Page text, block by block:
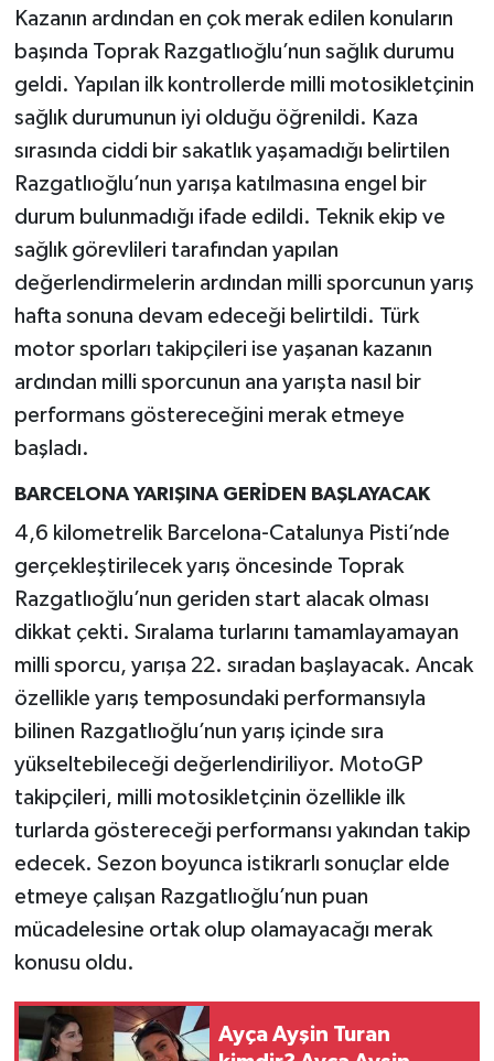
Kazanın ardından en çok merak edilen konuların
başında Toprak Razgatlıoğlu’nun sağlık durumu
geldi. Yapılan ilk kontrollerde milli motosikletçinin
sağlık durumunun iyi olduğu öğrenildi. Kaza
sırasında ciddi bir sakatlık yaşamadığı belirtilen
Razgatlıoğlu’nun yarışa katılmasına engel bir
durum bulunmadığı ifade edildi. Teknik ekip ve
sağlık görevlileri tarafından yapılan
değerlendirmelerin ardından milli sporcunun yarış
hafta sonuna devam edeceği belirtildi. Türk
motor sporları takipçileri ise yaşanan kazanın
ardından milli sporcunun ana yarışta nasıl bir
performans göstereceğini merak etmeye
başladı.
BARCELONA YARIŞINA GERİDEN BAŞLAYACAK
4,6 kilometrelik Barcelona-Catalunya Pisti’nde
gerçekleştirilecek yarış öncesinde Toprak
Razgatlıoğlu’nun geriden start alacak olması
dikkat çekti. Sıralama turlarını tamamlayamayan
milli sporcu, yarışa 22. sıradan başlayacak. Ancak
özellikle yarış temposundaki performansıyla
bilinen Razgatlıoğlu’nun yarış içinde sıra
yükseltebileceği değerlendiriliyor. MotoGP
takipçileri, milli motosikletçinin özellikle ilk
turlarda göstereceği performansı yakından takip
edecek. Sezon boyunca istikrarlı sonuçlar elde
etmeye çalışan Razgatlıoğlu’nun puan
mücadelesine ortak olup olamayacağı merak
konusu oldu.
Ayça Ayşin Turan